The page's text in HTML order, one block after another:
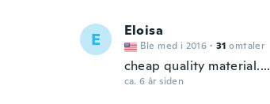
E Eloisa
Ble med i 2016 · 31 omtaler
cheap quality material....
ca. 6 år siden